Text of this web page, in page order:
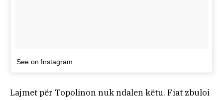
See on Instagram
Lajmet për Topolinon nuk ndalen këtu. Fiat zbuloi